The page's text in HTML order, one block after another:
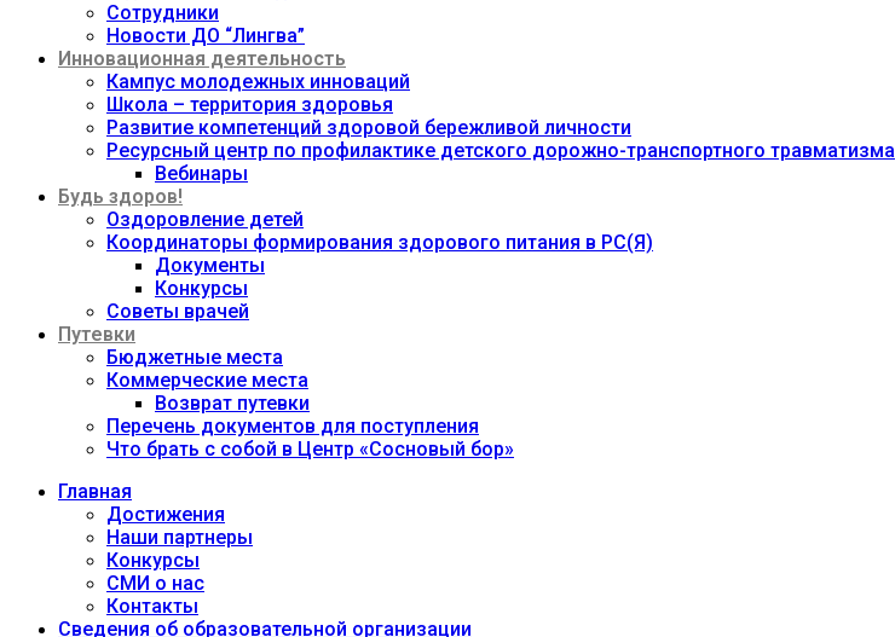
Сотрудники
Новости ДО “Лингва”
Инновационная деятельность
Кампус молодежных инноваций
Школа – территория здоровья
Развитие компетенций здоровой бережливой личности
Ресурсный центр по профилактике детского дорожно-транспортного травматизма
Вебинары
Будь здоров!
Оздоровление детей
Координаторы формирования здорового питания в РС(Я)
Документы
Конкурсы
Советы врачей
Путевки
Бюджетные места
Коммерческие места
Возврат путевки
Перечень документов для поступления
Что брать с собой в Центр «Сосновый бор»
Главная
Достижения
Наши партнеры
Конкурсы
СМИ о нас
Контакты
Сведения об образовательной организации